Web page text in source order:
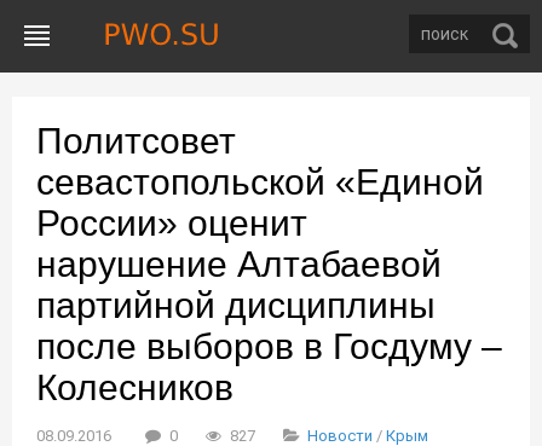
Политсовет
севастопольской «Единой
России» оценит
нарушение Алтабаевой
партийной дисциплины
после выборов в Госдуму –
Колесников
08.09.2016 0 827 Новости / Крым